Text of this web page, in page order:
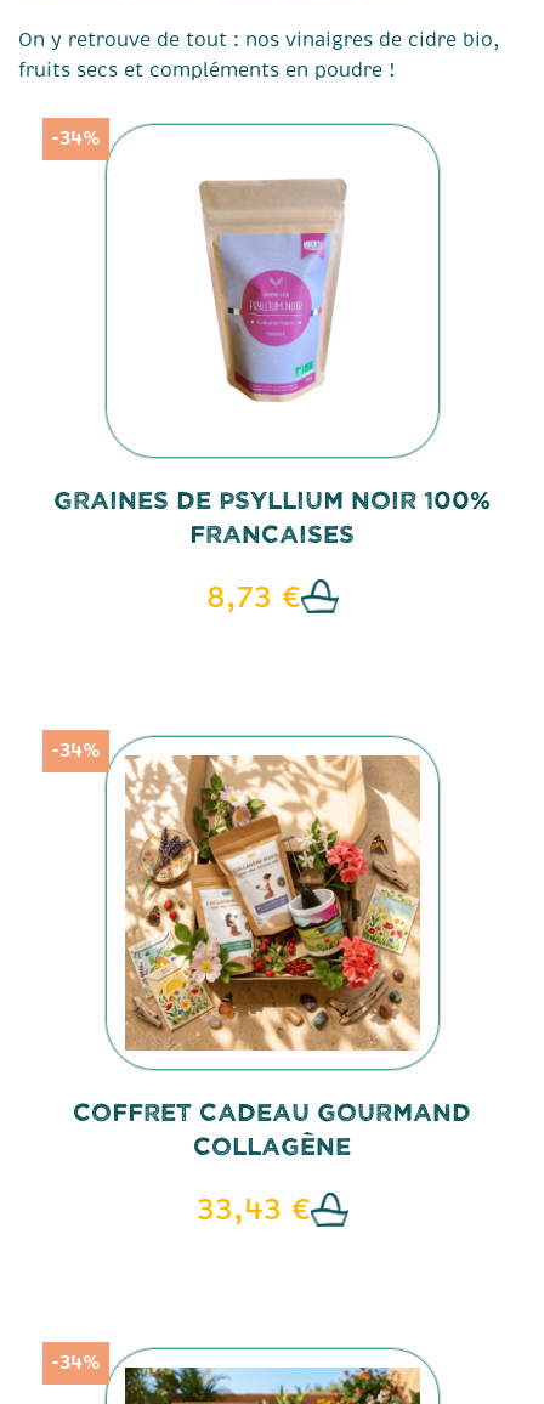
On y retrouve de tout : nos vinaigres de cidre bio,
fruits secs et compléments en poudre !
Graines De Psyllium Noir 100%
Francaises
8,73 €
-34%
Coffret Cadeau Gourmand
Collagène
33,43 €
-34%
-34%